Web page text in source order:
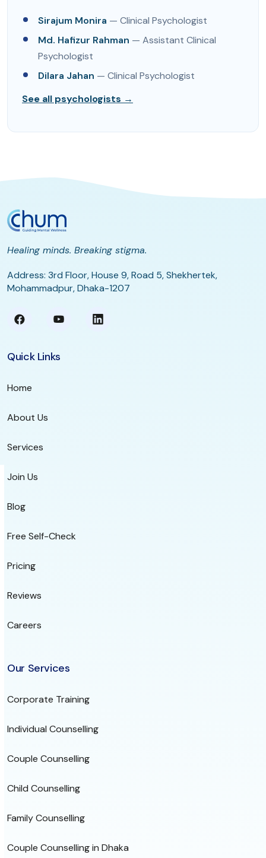
Sirajum Monira — Clinical Psychologist
Md. Hafizur Rahman — Assistant Clinical
Psychologist
Dilara Jahan — Clinical Psychologist
See all psychologists →
Healing minds. Breaking stigma.
Address: 3rd Floor, House 9, Road 5, Shekhertek,
Mohammadpur, Dhaka-1207
Quick Links
Home
About Us
Services
Join Us
Blog
Free Self-Check
Pricing
Reviews
Careers
Our Services
Corporate Training
Individual Counselling
Couple Counselling
Child Counselling
Family Counselling
Couple Counselling in Dhaka